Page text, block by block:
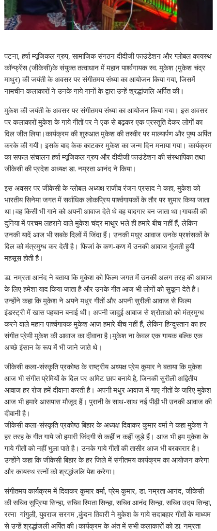
पटना, हर्षा म्यूजिकल ग्रुप, सामाजिक संगठन दीदीजी फाउंडेशन और ग्लोबल कायस्थ
कॉन्फ्रेंस (जीकेसी)के संयुक्त तत्वाधान में महान पार्श्वगायक स्व. मुकेश (मुकेश चंद्र
माथुर) की जयंती के अवसर पर संगीतमय संध्या का आयोजन किया गया, जिसमें
नामचीन कलाकारों ने उनके गाये गानों के द्वारा उन्हें श्रद्धांजलि अर्पित की।
मुकेश की जयंती के अवसर पर संगीतमय संध्या का आयोजन किया गया। इस अवसर
पर कलाकारों मुकेश के गाये गीतों पर ने एक से बढ़कर एक प्रस्तुति देकर लोगों का
दिल जीत लिया।कार्यक्रम की शुरुआत मुकेश की तस्वीर पर माल्यार्पण और पुष्प अर्पित
करके की गयी। इसके बाद केक काटकर मुकेश का जन्म दिन मनाया गया। कार्यक्रम
का सफल संचालन हर्षा म्यूजिकल ग्रुप और दीदीजी फाउंडेशन की संस्थापिका तथा
जीकेसी की प्रदेश अध्यक्ष डा. नम्रता आनंद ने किया।
इस अवसर पर जीकेसी के ग्लोबल अध्यक्ष राजीव रंजन प्रसाद ने कहा, मुकेश को
भारतीय सिनेमा जगत में सर्वाधिक लोकप्रिय पार्श्वगायकों के तौर पर शुमार किया जाता
था।वह किसी भी गाने को अपनी आवाज देते थे वह यादगार बन जाता था।गायकी की
दुनिया में परचम लहराने वाले मुकेश चंद्र माथुर भले ही हमारे बीच नहीं हैं, लेकिन
उनकी यादें आज भी सबके दिलों में जिंदा हैं। उनकी मधुर आवाज उनके प्रशंसकों के
दिल को मंत्रमुग्ध कर देती है। फिजां के कण-कण में उनकी आवाज गूंजती हुयी
महसूस होती है।
डा. नम्रता आनंद ने बताया कि मुकेश को फिल्म जगत में उनकी अलग तरह की आवाज
के लिए हमेशा याद किया जाता है और उनके गीत आज भी लोगों को सुकून देते हैं।
उन्होंने कहा कि मुकेश ने अपने मधुर गीतों और अपनी सुरीली आवाज से फिल्म
इंडस्ट्री में खास पहचान बनाई थी। अपनी जादुई आवाज से श्रोताओ को मंत्रमुग्ध
करने वाले महान पार्श्वगायक मुकेश आज हमारे बीच नहीं हैं, लेकिन हिन्दुस्तान का हर
संगीत प्रेमी मुकेश की आवाज का दीवाना है।मुकेश ना केवल एक गायक बल्कि एक
अच्छे इंसान के रूप में भी जाने जाते थे।
जीकेसी कला-संस्कृति प्रकोष्ठ के राष्ट्रीय अध्यक्ष प्रेम कुमार ने बताया कि मुकेश
आज भी संगीत प्रेमियों के दिल पर अमिट छाप बनाये है, जिनकी सुरीली अद्वितीय
आवाज हर रोज हमें दीवाना करती है। अपनी मधुर आवाज में गाए गीतों के जरिए मुकेश
आज भी हमारे आसपास मौजूद हैं। पुरानी के साथ-साथ नई पीढ़ी भी उनकी आवाज की
दीवानी है।
जीकेसी कला-संस्कृति प्रकोष्ठ बिहार के अध्यक्ष दिवाकर कुमार वर्मा ने कहा मुकेश ने
हर तरह के गीत गाये जो हमारी जिंदगी से कहीं न कहीं जुड़े हैं। आज भी हम मुकेश के
गाये गीतों को नहीं भुला पाते है। उनके गाये गीतों की तासीर आज भी बरकारार है।
उन्होंने कहा कि जीकेसी बिहार के हर जिले में संगीतमय कार्यक्रम का आयोजन करेगा
और कायस्थ रत्नों को श्रद्धांजलि पेश करेगा।
संगीतमय कार्यक्रम में दिवाकर कुमार वर्मा, प्रेम कुमार, डा. नम्रता आनंद, जीकेसी
की सचिव सुप्रिया सिन्हा, सचिव स्मिता सिन्हा, सचिव आनंद सिन्हा, सचिव उदय सिन्हा,
रत्ना गांगुली, युवराज सरगम ,कुंदन तिवारी ने मुकेश के गाये सदाबहार गीतों के माध्यम
से उन्हें श्रद्धांजली अर्पित की।कार्यक्रम के अंत में सभी कलाकारों को डा. नम्रता